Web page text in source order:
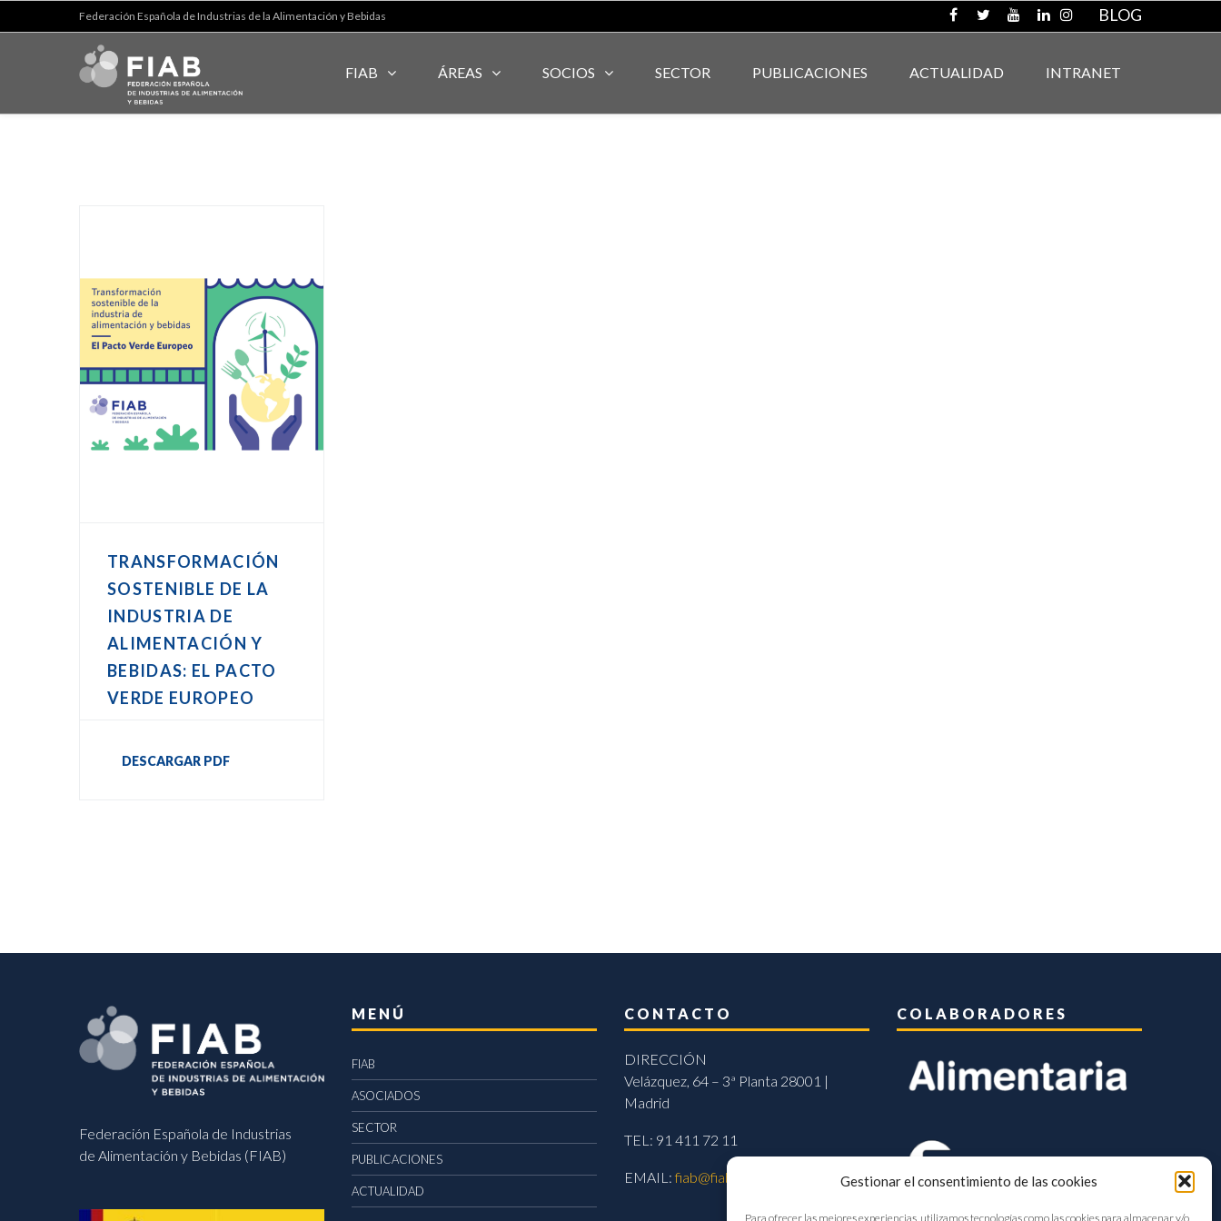
Gestionar el consentimiento de las cookies
Para ofrecer las mejores experiencias, utilizamos tecnologías como las cookies para almacenar y/o
Federación Española de Industrias de la Alimentación y Bebidas BLOG
FIAB ÁREAS SOCIOS SECTOR PUBLICACIONES ACTUALIDAD INTRANET
TRANSFORMACIÓN
SOSTENIBLE DE LA
INDUSTRIA DE
ALIMENTACIÓN Y
BEBIDAS: EL PACTO
VERDE EUROPEO
DESCARGAR PDF
Federación Española de Industrias
de Alimentación y Bebidas (FIAB)
MENÚ
FIAB
ASOCIADOS
SECTOR
PUBLICACIONES
ACTUALIDAD
CONTACTO
DIRECCIÓN
Velázquez, 64 – 3ª Planta 28001 |
Madrid
TEL: 91 411 72 11
EMAIL:fiab@fiab.es
COLABORADORES